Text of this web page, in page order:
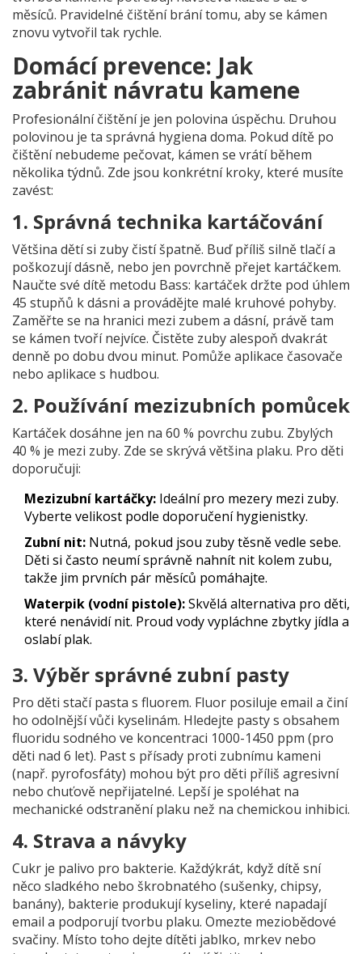
měsíců. Pravidelné čištění brání tomu, aby se kámen
znovu vytvořil tak rychle.
Domácí prevence: Jak
zabránit návratu kamene
Profesionální čištění je jen polovina úspěchu. Druhou
polovinou je ta správná hygiena doma. Pokud dítě po
čištění nebudeme pečovat, kámen se vrátí během
několika týdnů. Zde jsou konkrétní kroky, které musíte
zavést:
1. Správná technika kartáčování
Většina dětí si zuby čistí špatně. Buď příliš silně tlačí a
poškozují dásně, nebo jen povrchně přejet kartáčkem.
Naučte své dítě metodu Bass: kartáček držte pod úhlem
45 stupňů k dásni a provádějte malé kruhové pohyby.
Zaměřte se na hranici mezi zubem a dásní, právě tam
se kámen tvoří nejvíce. Čistěte zuby alespoň dvakrát
denně po dobu dvou minut. Pomůže aplikace časovače
nebo aplikace s hudbou.
2. Používání mezizubních pomůcek
Kartáček dosáhne jen na 60 % povrchu zubu. Zbylých
40 % je mezi zuby. Zde se skrývá většina plaku. Pro děti
doporučuji:
Mezizubní kartáčky: Ideální pro mezery mezi zuby.
Vyberte velikost podle doporučení hygienistky.
Zubní nit: Nutná, pokud jsou zuby těsně vedle sebe.
Děti si často neumí správně nahnít nit kolem zubu,
takže jim prvních pár měsíců pomáhajte.
Waterpik (vodní pistole):Skvělá alternativa pro děti,
které nenávidí nit. Proud vody vypláchne zbytky jídla a
oslabí plak.
3. Výběr správné zubní pasty
Pro děti stačí pasta s fluorem. Fluor posiluje email a činí
ho odolnější vůči kyselinám. Hledejte pasty s obsahem
fluoridu sodného ve koncentraci 1000-1450 ppm (pro
děti nad 6 let). Past s přísady proti zubnímu kameni
(např. pyrofosfáty) mohou být pro děti příliš agresivní
nebo chuťově nepřijatelné. Lepší je spoléhat na
mechanické odstranění plaku než na chemickou inhibici.
4. Strava a návyky
Cukr je palivo pro bakterie. Každýkrát, když dítě sní
něco sladkého nebo škrobnatého (sušenky, chipsy,
banány), bakterie produkují kyseliny, které napadají
email a podporují tvorbu plaku. Omezte meziobědové
svačiny. Místo toho dejte dítěti jablko, mrkev nebo